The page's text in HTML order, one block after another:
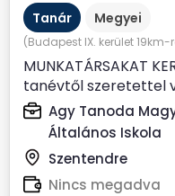
Tanár Megyei
(Budapest IX. kerület 19km-
MUNKATÁRSAKAT
tanévtől szeretettel
(nem csak
Agy Tanoda
Általános Iskola
Szentendre
Nincs megadva